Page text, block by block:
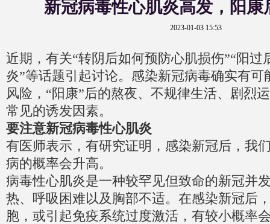
新冠病毒性心肌炎高发，阳康
2023-01-03 15:53
近期，有关“转阴后如何预防心肌损伤”“阳过
炎”等话题引起讨论。感染新冠病毒确实有可
风险，“阳康”后的熬夜、不规律生活、剧烈
常见的诱发因素。
要注意新冠病毒性心肌炎
有医师表示，有研究证明，感染新冠后，我
病的概率会升高。
病毒性心肌炎是一种较罕见但致命的新冠并
热、呼吸困难以及胸部不适。在感染新冠后
胞，或引起免疫系统过度激活，有较小概率